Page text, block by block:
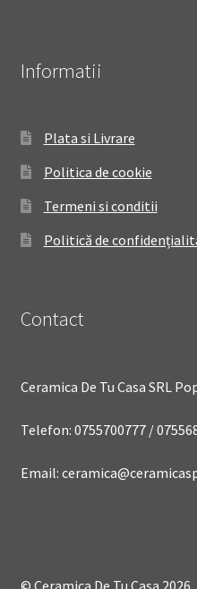
Informatii
Plata si Livrare
Politica de cookie
Termeni si conditii
Politică de
Contact
Ceramica De Tu Casa SRL
Telefon: 0755700777 /
Email:
© Ceramica De Tu Casa 2026